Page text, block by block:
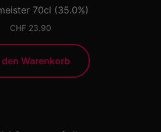
70cl (35.0%)
CHF23.90
den Warenkorb